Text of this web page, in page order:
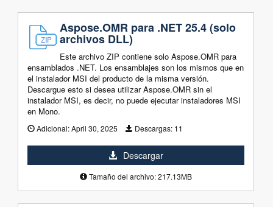
Aspose.OMR para .NET 25.4 (solo
archivos DLL)
Este archivo ZIP contiene solo Aspose.OMR para
ensamblados .NET. Los ensamblajes son los mismos que en
el instalador MSI del producto de la misma versión.
Descargue esto si desea utilizar Aspose.OMR sin el
instalador MSI, es decir, no puede ejecutar instaladores MSI
en Mono.
Adicional:April 30, 2025 Descargas: 11
Descargar
Tamaño del archivo: 217.13MB